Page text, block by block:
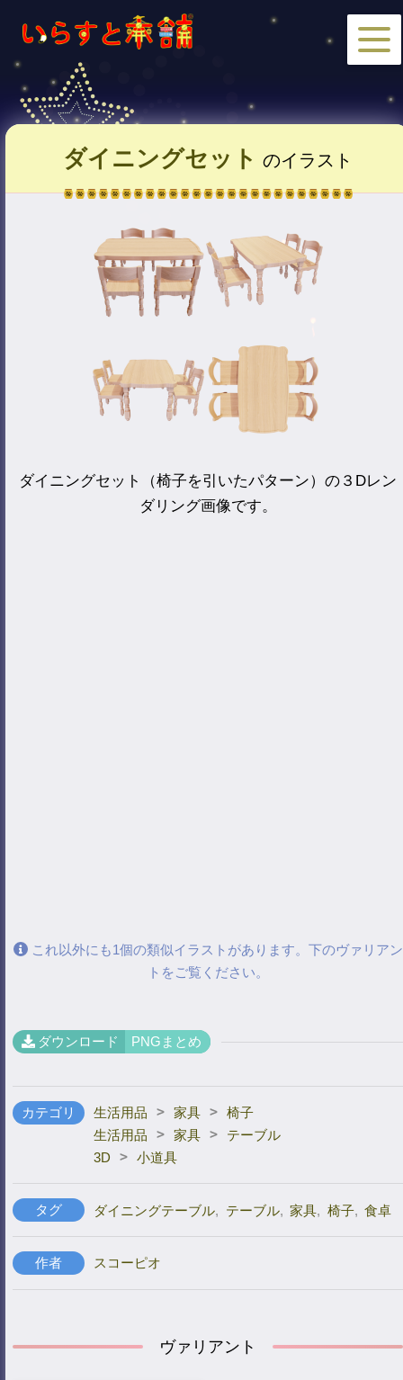
ダイニングセット のイラスト
ダイニングセット（椅子を引いたパターン）の３Dレン
ダリング画像です。
これ以外にも1個の類似イラストがあります。下のヴァリアン
トをご覧ください。
ダウンロード PNGまとめ
カテゴリ 生活用品 > 家具 > 椅子
生活用品
> 家具 >
テーブル
3D
> 小道具
タグ ダイニングテーブル, テーブル, 家具, 椅子, 食卓
作者 スコーピオ
ヴァリアント